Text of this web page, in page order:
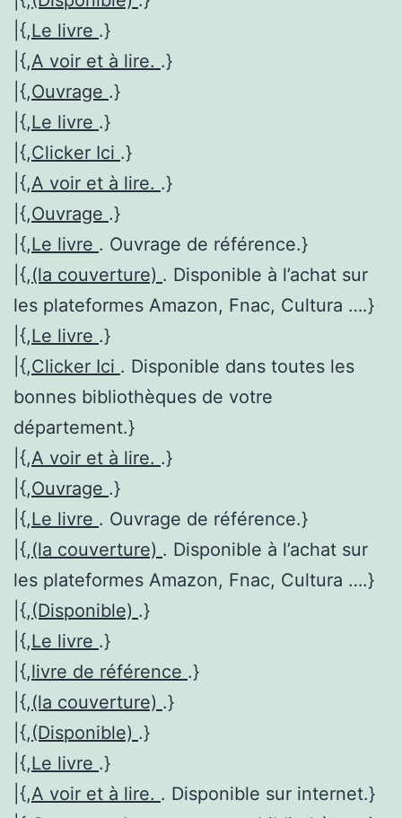
|{,Le livre .}
|{,A voir et à lire. .}
|{,Ouvrage .}
|{,Le livre .}
|{,Clicker Ici .}
|{,A voir et à lire. .}
|{,Ouvrage .}
|{,Le livre . Ouvrage de référence.}
|{,(la couverture) . Disponible à l’achat sur
les plateformes Amazon, Fnac, Cultura ….}
|{,Le livre .}
|{,Clicker Ici . Disponible dans toutes les
bonnes bibliothèques de votre
département.}
|{,A voir et à lire. .}
|{,Ouvrage .}
|{,Le livre . Ouvrage de référence.}
|{,(la couverture) . Disponible à l’achat sur
les plateformes Amazon, Fnac, Cultura ….}
|{,(Disponible) .}
|{,Le livre .}
|{,livre de référence .}
|{,(la couverture) .}
|{,(Disponible) .}
|{,Le livre .}
|{,A voir et à lire. . Disponible sur internet.}